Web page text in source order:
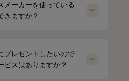
メーカーを使っている
きますか？
プレゼントしたいので
ビスはありますか？